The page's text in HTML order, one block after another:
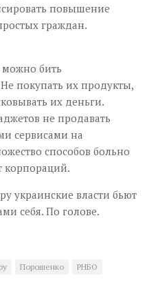
повышение
граждан.
бить
покупать их продукты,
их деньги.
не продавать
сервисами на
способов больно
корпораций.
украинские власти бьют
себя. По голове.
Порошенко
РНБО